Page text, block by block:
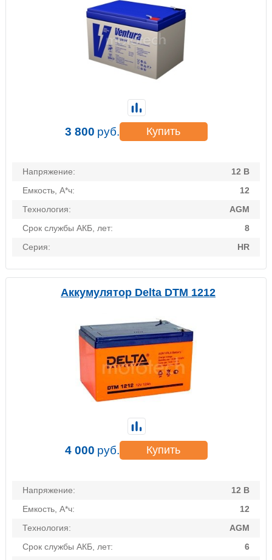
Напряжение:
12 В
Емкость, А*ч:
12
Технология:
AGM
Срок службы АКБ, лет:
8
Серия:
HR
3 800 руб. Купить
Аккумулятор Delta DTM 1212
Напряжение:
12 В
Емкость, А*ч:
12
Технология:
AGM
Срок службы АКБ, лет:
6
4 000 руб. Купить